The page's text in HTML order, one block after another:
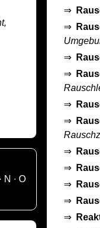
· N · O
⇒
⇒
⇒
⇒
⇒
⇒
⇒
⇒
⇒
⇒
⇒